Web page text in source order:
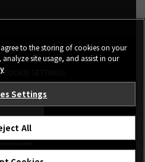
TOUCH
Corporation.
COOKIE SETTINGS
to the storing of cookies on your
site usage, and assist in our
Settings
All